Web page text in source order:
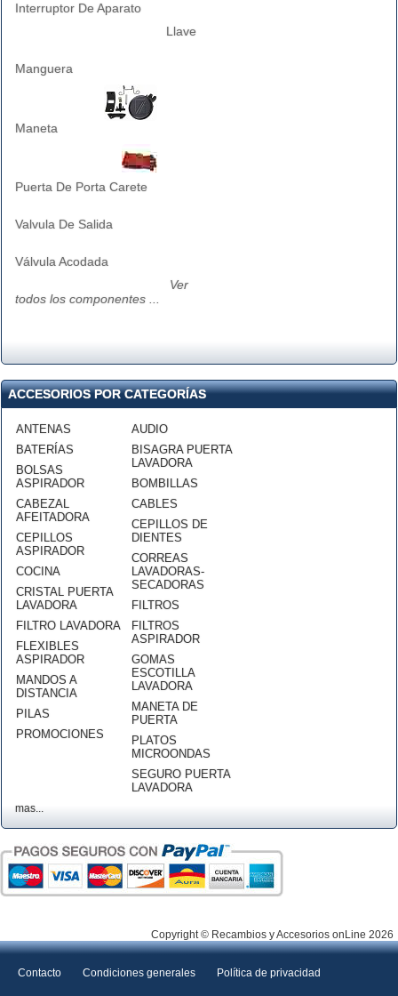
Interruptor De Aparato
Llave
Manguera
Maneta
Puerta De Porta Carete
Valvula De Salida
Válvula Acodada
Ver
todos los componentes ...
ACCESORIOS POR CATEGORÍAS
ANTENAS
BATERÍAS
BOLSAS
ASPIRADOR
CABEZAL
AFEITADORA
CEPILLOS
ASPIRADOR
COCINA
CRISTAL PUERTA
LAVADORA
FILTRO LAVADORA
FLEXIBLES
ASPIRADOR
MANDOS A
DISTANCIA
PILAS
PROMOCIONES
AUDIO
BISAGRA PUERTA
LAVADORA
BOMBILLAS
CABLES
CEPILLOS DE
DIENTES
CORREAS
LAVADORAS-
SECADORAS
FILTROS
FILTROS
ASPIRADOR
GOMAS
ESCOTILLA
LAVADORA
MANETA DE
PUERTA
PLATOS
MICROONDAS
SEGURO PUERTA
LAVADORA
mas...
Copyright © Recambios y Accesorios onLine 2026
Contacto Condiciones generales Política de privacidad